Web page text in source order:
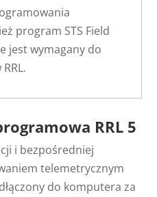
program STS Field
jest wymagany do
RRL 5
i bezpośredniej
telemetrycznym
do komputera za